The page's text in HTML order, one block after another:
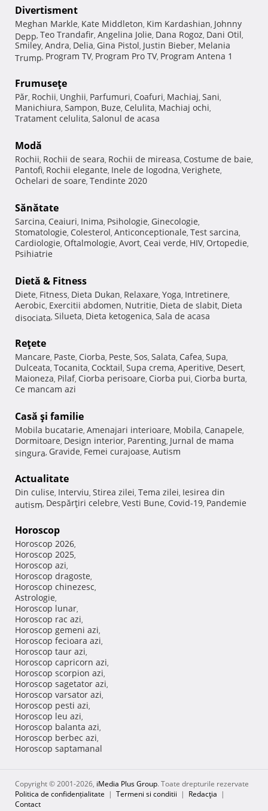
Divertisment
Meghan Markle, Kate Middleton, Kim Kardashian, Johnny
Depp, Teo Trandafir, Angelina Jolie, Dana Rogoz, Dani Otil,
Smiley, Andra, Delia, Gina Pistol, Justin Bieber, Melania
Trump, Program TV, Program Pro TV, Program Antena 1
Frumuseţe
Păr, Rochii, Unghii, Parfumuri, Coafuri, Machiaj, Sani,
Manichiura, Sampon, Buze, Celulita, Machiaj ochi,
Tratament celulita, Salonul de acasa
Modă
Rochii, Rochii de seara, Rochii de mireasa, Costume de baie,
Pantofi, Rochii elegante, Inele de logodna, Verighete,
Ochelari de soare, Tendinte 2020
Sănătate
Sarcina, Ceaiuri, Inima, Psihologie, Ginecologie,
Stomatologie, Colesterol, Anticonceptionale, Test sarcina,
Cardiologie, Oftalmologie, Avort, Ceai verde, HIV, Ortopedie,
Psihiatrie
Dietă & Fitness
Diete, Fitness, Dieta Dukan, Relaxare, Yoga, Intretinere,
Aerobic, Exercitii abdomen, Nutritie, Dieta de slabit, Dieta
disociata, Silueta, Dieta ketogenica, Sala de acasa
Reţete
Mancare, Paste, Ciorba, Peste, Sos, Salata, Cafea, Supa,
Dulceata, Tocanita, Cocktail, Supa crema, Aperitive, Desert,
Maioneza, Pilaf, Ciorba perisoare, Ciorba pui, Ciorba burta,
Ce mancam azi
Casă şi familie
Mobila bucatarie, Amenajari interioare, Mobila, Canapele,
Dormitoare, Design interior, Parenting, Jurnal de mama
singura, Gravide, Femei curajoase, Autism
Actualitate
Din culise, Interviu, Stirea zilei, Tema zilei, Iesirea din
autism, Despărţiri celebre, Vesti Bune, Covid-19, Pandemie
Horoscop
Horoscop 2026,
Horoscop 2025,
Horoscop azi,
Horoscop dragoste,
Horoscop chinezesc,
Astrologie,
Horoscop lunar,
Horoscop rac azi,
Horoscop gemeni azi,
Horoscop fecioara azi,
Horoscop taur azi,
Horoscop capricorn azi,
Horoscop scorpion azi,
Horoscop sagetator azi,
Horoscop varsator azi,
Horoscop pesti azi,
Horoscop leu azi,
Horoscop balanta azi,
Horoscop berbec azi,
Horoscop saptamanal
Copyright © 2001-2026, iMedia Plus Group. Toate drepturile rezervate
Politica de confidențialitate | Termeni si conditii | Redacţia |
Contact